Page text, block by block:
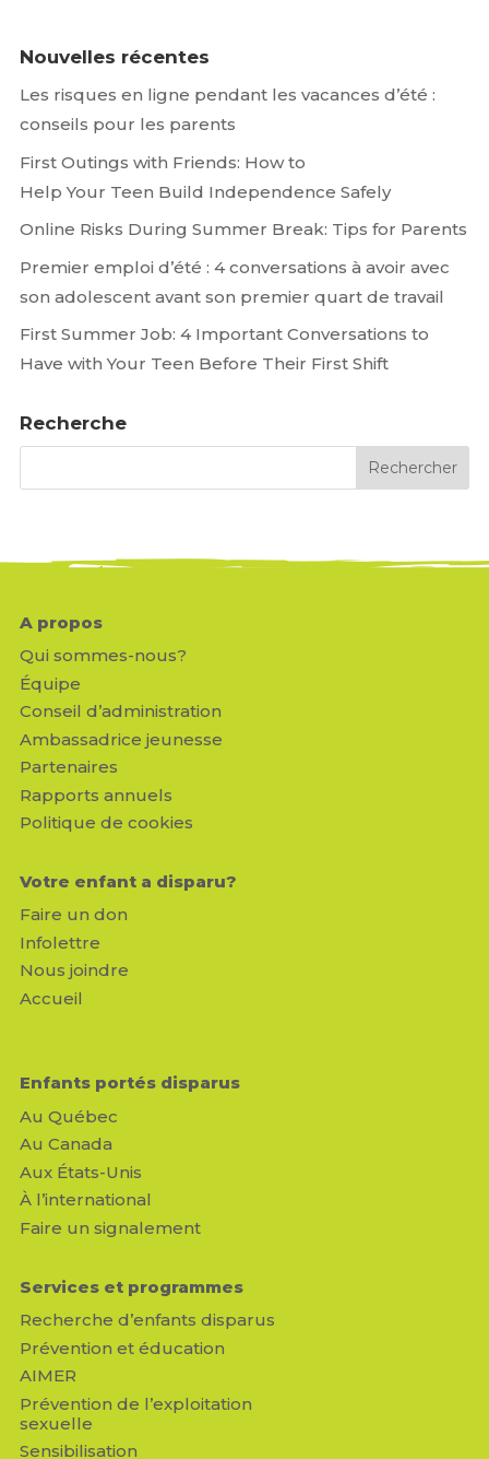
Nouvelles récentes
Les risques en ligne pendant les vacances d’été :
conseils pour les parents
First Outings with Friends: How to
Help Your Teen Build Independence Safely
Online Risks During Summer Break: Tips for Parents
Premier emploi d’été : 4 conversations à avoir avec
son adolescent avant son premier quart de travail
First Summer Job: 4 Important Conversations to
Have with Your Teen Before Their First Shift
Recherche
A propos
Qui sommes-nous?
Équipe
Conseil d’administration
Ambassadrice jeunesse
Partenaires
Rapports annuels
Politique de cookies
Votre enfant a disparu?
Faire un don
Infolettre
Nous joindre
Accueil
Enfants portés disparus
Au Québec
Au Canada
Aux États-Unis
À l’international
Faire un signalement
Services et programmes
Recherche d’enfants disparus
Prévention et éducation
AIMER
Prévention de l’exploitation
sexuelle
Sensibilisation